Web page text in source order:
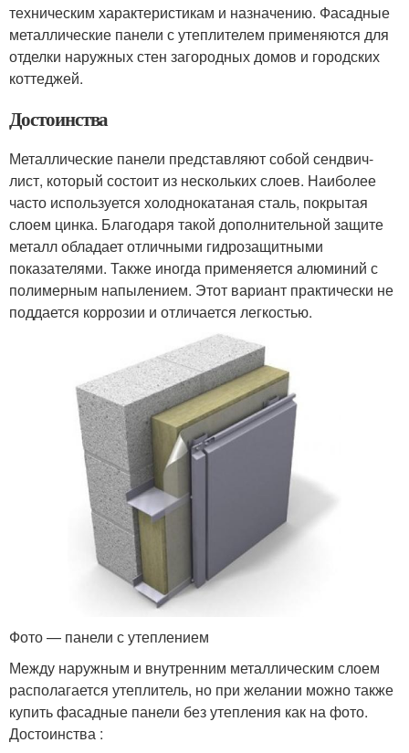
техническим характеристикам и назначению. Фасадные
металлические панели с утеплителем применяются для
отделки наружных стен загородных домов и городских
коттеджей.
Достоинства
Металлические панели представляют собой сендвич-
лист, который состоит из нескольких слоев. Наиболее
часто используется холоднокатаная сталь, покрытая
слоем цинка. Благодаря такой дополнительной защите
металл обладает отличными гидрозащитными
показателями. Также иногда применяется алюминий с
полимерным напылением. Этот вариант практически не
поддается коррозии и отличается легкостью.
Фото — панели с утеплением
Между наружным и внутренним металлическим слоем
располагается утеплитель, но при желании можно также
купить фасадные панели без утепления как на фото.
Достоинства :